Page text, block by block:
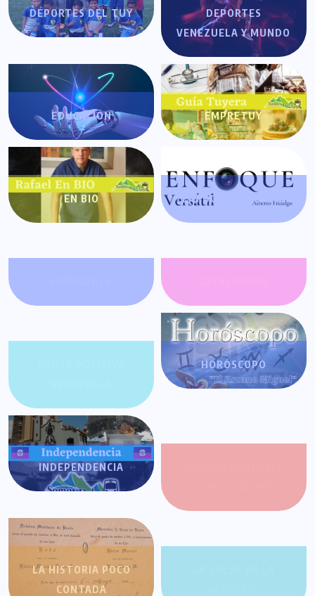
DEPORTES DEL TUY
DEPORTES
VENEZUELA Y MUNDO
EDUCACIÓN EMPRETUY
EN BIO ENFOQUE VERSÁTIL
HORÓSCOPO
INDEPENDENCIA
LA HISTORIA POCO
CONTADA